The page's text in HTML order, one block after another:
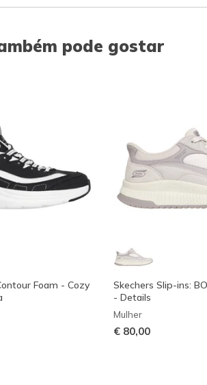
pode gostar
Foam - Cozy
Skechers Slip-ins:
- Details
Mulher
€ 80,00